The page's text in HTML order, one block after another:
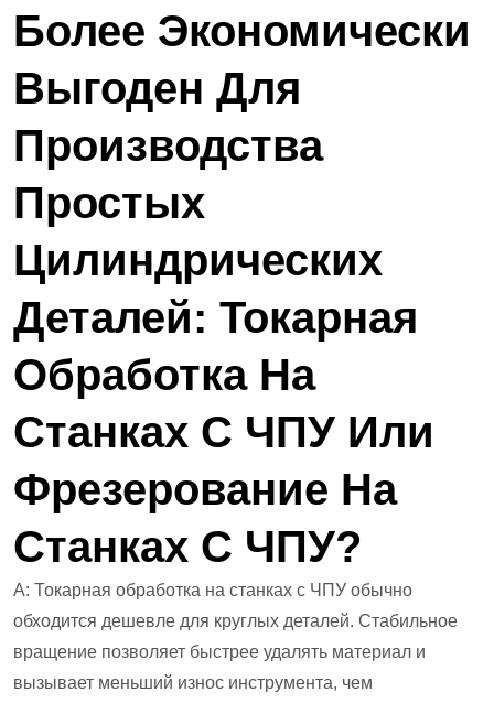
Более Экономически
Выгоден Для
Производства
Простых
Цилиндрических
Деталей: Токарная
Обработка На
Станках С ЧПУ Или
Фрезерование На
Станках С ЧПУ?
А: Токарная обработка на станках с ЧПУ обычно
обходится дешевле для круглых деталей. Стабильное
вращение позволяет быстрее удалять материал и
вызывает меньший износ инструмента, чем